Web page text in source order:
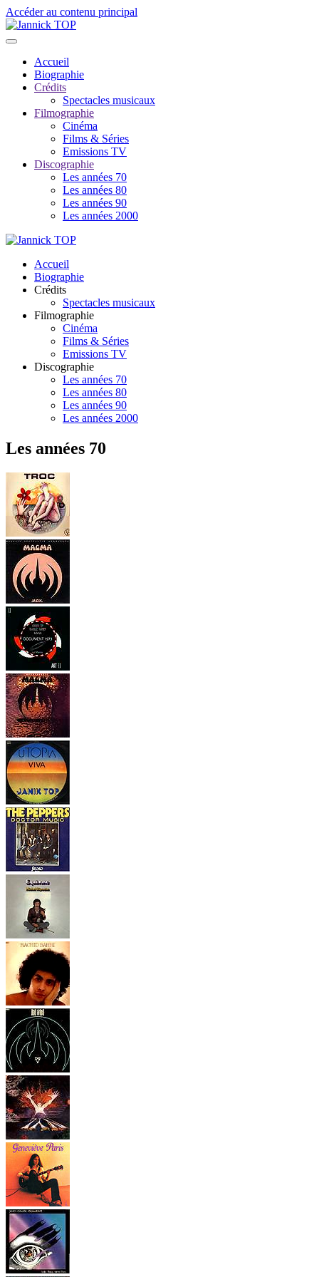
Accéder au contenu principal
Accueil
Biographie
Crédits
Spectacles musicaux
Filmographie
Cinéma
Films & Séries
Emissions TV
Discographie
Les années 70
Les années 80
Les années 90
Les années 2000
Accueil
Biographie
Crédits
Spectacles musicaux
Filmographie
Cinéma
Films & Séries
Emissions TV
Discographie
Les années 70
Les années 80
Les années 90
Les années 2000
Les années 70